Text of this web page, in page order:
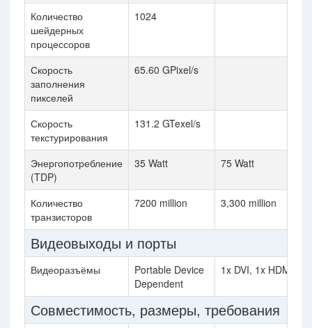
Количество
шейдерных
процессоров
1024
Скорость
заполнения
пикселей
65.60 GPixel/s
Скорость
текстурирования
131.2 GTexel/s
Энергопотребление
(TDP)
35 Watt 75 Watt
Количество
транзисторов
7200 million 3,300 million
Видеовыходы и порты
Видеоразъёмы
Portable Device
Dependent
1x DVI, 1x HDMI,
Совместимость, размеры, требования